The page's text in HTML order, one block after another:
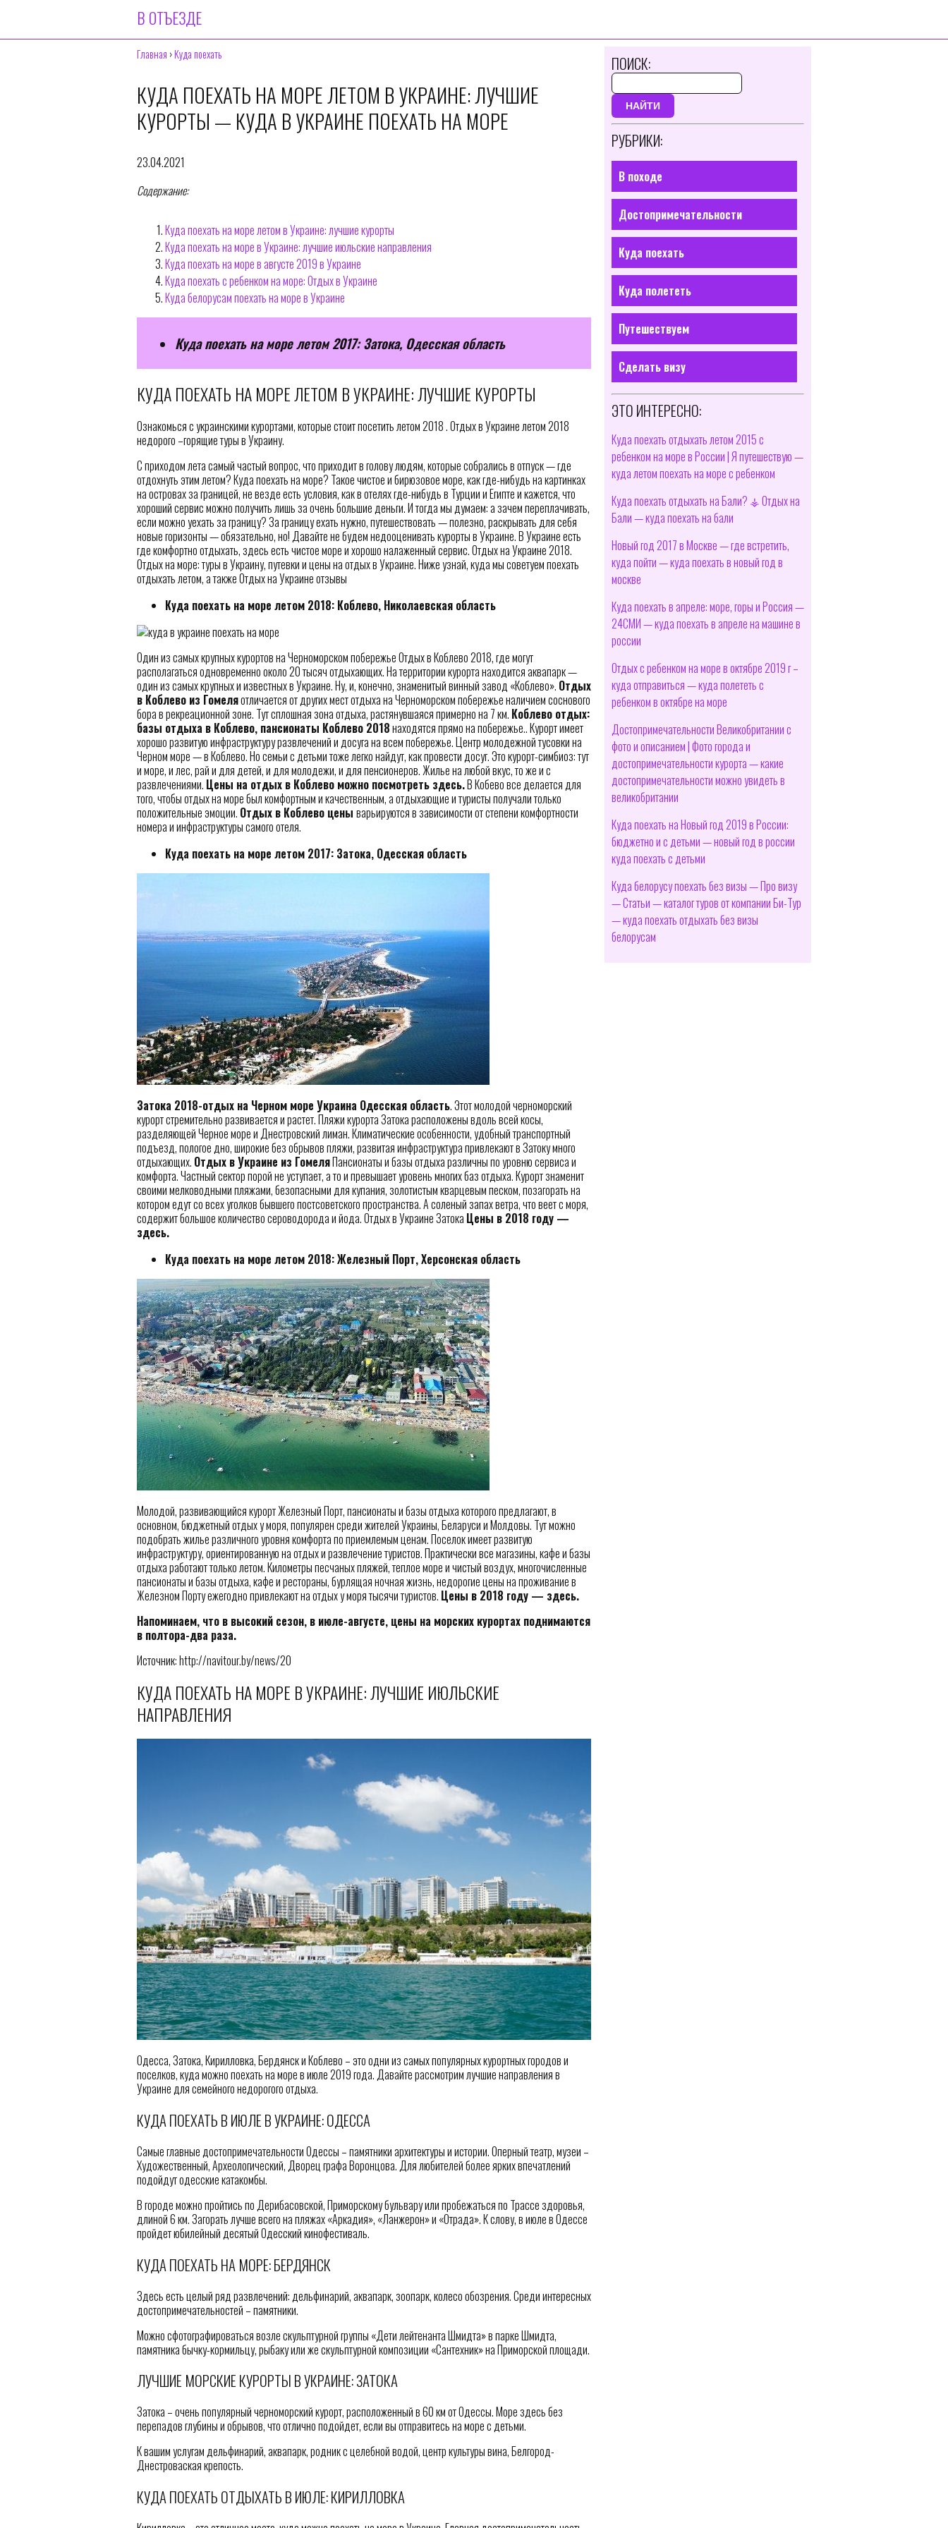
В ОТЪЕЗДЕ
Главная ›Куда поехать
КУДА ПОЕХАТЬ НА МОРЕ ЛЕТОМ В УКРАИНЕ: ЛУЧШИЕ
КУРОРТЫ — КУДА В УКРАИНЕ ПОЕХАТЬ НА МОРЕ
23.04.2021
Содержание:
Куда поехать на море летом в Украине: лучшие курорты
Куда поехать на море в Украине: лучшие июльские направления
Куда поехать на море в августе 2019 в Украине
Куда поехать с ребенком на море: Отдых в Украине
Куда белорусам поехать на море в Украине
Куда поехать на море летом 2017: Затока, Одесская область
КУДА ПОЕХАТЬ НА МОРЕ ЛЕТОМ В УКРАИНЕ: ЛУЧШИЕ КУРОРТЫ
Ознакомься с украинскими курортами, которые стоит посетить летом 2018 . Отдых в Украине летом 2018
недорого –горящие туры в Украину.
С приходом лета самый частый вопрос, что приходит в голову людям, которые собрались в отпуск — где
отдохнуть этим летом? Куда поехать на море? Такое чистое и бирюзовое море, как где-нибудь на картинках
на островах за границей, не везде есть условия, как в отелях где-нибудь в Турции и Египте и кажется, что
хороший сервис можно получить лишь за очень большие деньги. И тогда мы думаем: а зачем переплачивать,
если можно уехать за границу? За границу ехать нужно, путешествовать — полезно, раскрывать для себя
новые горизонты — обязательно, но! Давайте не будем недооценивать курорты в Украине. В Украине есть
где комфортно отдыхать, здесь есть чистое море и хорошо налаженный сервис. Отдых на Украине 2018.
Отдых на море: туры в Украину, путевки и цены на отдых в Украине. Ниже узнай, куда мы советуем поехать
отдыхать летом, а также Отдых на Украине отзывы
Куда поехать на море летом 2018: Коблево, Николаевская область
Один из самых крупных курортов на Черноморском побережье Отдых в Коблево 2018, где могут
располагаться одновременно около 20 тысяч отдыхающих. На территории курорта находится аквапарк —
один из самых крупных и известных в Украине. Ну, и, конечно, знаменитый винный завод «Коблево». Отдых
в Коблево из Гомеляотличается от других мест отдыха на Черноморском побережье наличием соснового
бора в рекреационной зоне. Тут сплошная зона отдыха, растянувшаяся примерно на 7 км. Коблево отдых:
базы отдыха в Коблево, пансионаты Коблево 2018находятся прямо на побережье.. Курорт имеет
хорошо развитую инфраструктуру развлечений и досуга на всем побережье. Центр молодежной тусовки на
Черном море — в Коблево. Но семьи с детьми тоже легко найдут, как провести досуг. Это курорт-симбиоз: тут
и море, и лес, рай и для детей, и для молодежи, и для пенсионеров. Жилье на любой вкус, то же и с
развлечениями. Цены на отдых в Коблево можно посмотреть здесь.В Кобево все делается для
того, чтобы отдых на море был комфортным и качественным, а отдыхающие и туристы получали только
положительные эмоции. Отдых в Коблево цены варьируются в зависимости от степени комфортности
номера и инфраструктуры самого отеля.
Куда поехать на море летом 2017: Затока, Одесская область
Затока 2018-отдых на Черном море Украина Одесская область. Этот молодой черноморский
курорт стремительно развивается и растет. Пляжи курорта Затока расположены вдоль всей косы,
разделяющей Черное море и Днестровский лиман. Климатические особенности, удобный транспортный
подъезд, пологое дно, широкие без обрывов пляжи, развитая инфраструктура привлекают в Затоку много
отдыхающих. Отдых в Украине из ГомеляПансионаты и базы отдыха различны по уровню сервиса и
комфорта. Частный сектор порой не уступает, а то и превышает уровень многих баз отдыха. Курорт знаменит
своими мелководными пляжами, безопасными для купания, золотистым кварцевым песком, позагорать на
котором едут со всех уголков бывшего постсоветского пространства. А соленый запах ветра, что веет с моря,
содержит большое количество сероводорода и йода. Отдых в Украине Затока Цены в 2018 году —
здесь.
Куда поехать на море летом 2018: Железный Порт, Херсонская область
Молодой, развивающийся курорт Железный Порт, пансионаты и базы отдыха которого предлагают, в
основном, бюджетный отдых у моря, популярен среди жителей Украины, Беларуси и Молдовы. Тут можно
подобрать жилье различного уровня комфорта по приемлемым ценам. Поселок имеет развитую
инфраструктуру, ориентированную на отдых и развлечение туристов. Практически все магазины, кафе и базы
отдыха работают только летом. Километры песчаных пляжей, теплое море и чистый воздух, многочисленные
пансионаты и базы отдыха, кафе и рестораны, бурлящая ночная жизнь, недорогие цены на проживание в
Железном Порту ежегодно привлекают на отдых у моря тысячи туристов. Цены в 2018 году — здесь.
Напоминаем, что в высокий сезон, в июле-августе, цены на морских курортах поднимаются
в полтора-два раза.
Источник: http://navitour.by/news/20
КУДА ПОЕХАТЬ НА МОРЕ В УКРАИНЕ: ЛУЧШИЕ ИЮЛЬСКИЕ
НАПРАВЛЕНИЯ
Одесса, Затока, Кирилловка, Бердянск и Коблево – это одни из самых популярных курортных городов и
поселков, куда можно поехать на море в июле 2019 года. Давайте рассмотрим лучшие направления в
Украине для семейного недорогого отдыха.
КУДА ПОЕХАТЬ В ИЮЛЕ В УКРАИНЕ: ОДЕССА
Самые главные достопримечательности Одессы – памятники архитектуры и истории. Оперный театр, музеи –
Художественный, Археологический, Дворец графа Воронцова. Для любителей более ярких впечатлений
подойдут одесские катакомбы.
В городе можно пройтись по Дерибасовской, Приморскому бульвару или пробежаться по Трассе здоровья,
длиной 6 км. Загорать лучше всего на пляжах «Аркадия», «Ланжерон» и «Отрада». К слову, в июле в Одессе
пройдет юбилейный десятый Одесский кинофестиваль.
КУДА ПОЕХАТЬ НА МОРЕ: БЕРДЯНСК
Здесь есть целый ряд развлечений: дельфинарий, аквапарк, зоопарк, колесо обозрения. Среди интересных
достопримечательностей – памятники.
Можно сфотографироваться возле скульптурной группы «Дети лейтенанта Шмидта» в парке Шмидта,
памятника бычку-кормильцу, рыбаку или же скульптурной композиции «Сантехник» на Приморской площади.
ЛУЧШИЕ МОРСКИЕ КУРОРТЫ В УКРАИНЕ: ЗАТОКА
Затока – очень популярный черноморский курорт, расположенный в 60 км от Одессы. Море здесь без
перепадов глубины и обрывов, что отлично подойдет, если вы отправитесь на море с детьми.
К вашим услугам дельфинарий, аквапарк, родник с целебной водой, центр культуры вина, Белгород-
Днестроваская крепость.
КУДА ПОЕХАТЬ ОТДЫХАТЬ В ИЮЛЕ: КИРИЛЛОВКА
ПОИСК:
НАЙТИ
РУБРИКИ:
В походе
Достопримечательности
Куда поехать
Куда полететь
Путешествуем
Сделать визу
ЭТО ИНТЕРЕСНО:
Куда поехать отдыхать летом 2015 с
ребенком на море в России | Я путешествую —
куда летом поехать на море с ребенком
Куда поехать отдыхать на Бали? ⚶ Отдых на
Бали — куда поехать на бали
Новый год 2017 в Москве — где встретить,
куда пойти — куда поехать в новый год в
москве
Куда поехать в апреле: море, горы и Россия —
24СМИ — куда поехать в апреле на машине в
россии
Отдых с ребенком на море в октябре 2019 г –
куда отправиться — куда полететь с
ребенком в октябре на море
Достопримечательности Великобритании с
фото и описанием | Фото города и
достопримечательности курорта — какие
достопримечательности можно увидеть в
великобритании
Куда поехать на Новый год 2019 в России:
бюджетно и с детьми — новый год в россии
куда поехать с детьми
Куда белорусу поехать без визы — Про визу
— Статьи — каталог туров от компании Би-Тур
— куда поехать отдыхать без визы
белорусам